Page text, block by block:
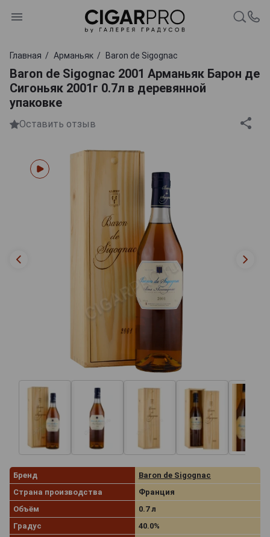
Главная Арманьяк Baron de Sigognac
Baron de Sigognac 2001 Арманьяк Барон де
Сигоньяк 2001г 0.7л в деревянной
упаковке
Оставить отзыв
Бренд
Baron de Sigognac
Страна производства
Франция
Объём
0.7 л
Градус
40.0%